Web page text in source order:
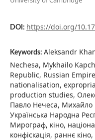
DOI: https://doi.org/
Keywords: Aleksandr
Nechesa, Mykhailo
Republic, Russian
nationalisation,
production studies,
Павло Нечеса, Михайло
Українська Народна
Мирограф, кіно,
конфіскація, раннє